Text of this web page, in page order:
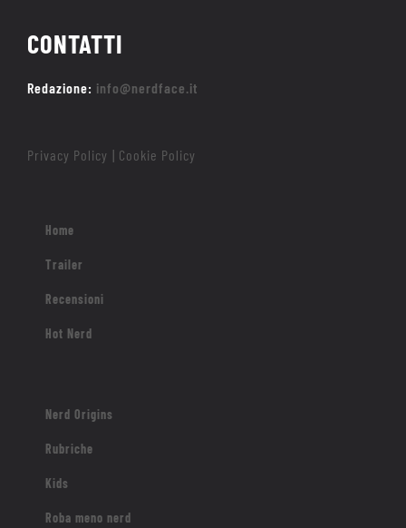
CONTATTI
Redazione: info@nerdface.it
Privacy Policy Cookie Policy
Home
Trailer
Recensioni
Hot Nerd
Nerd Origins
Rubriche
Kids
Roba meno nerd